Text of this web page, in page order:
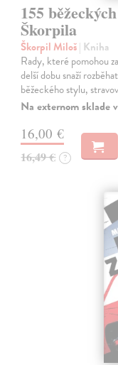
155
Škorpila
Škorpil Miloš| Kniha
Rady, které pomohou
delší dobu snaží
běžeckého stylu,
Na externom sklade
16,00 €
16,49 € ?